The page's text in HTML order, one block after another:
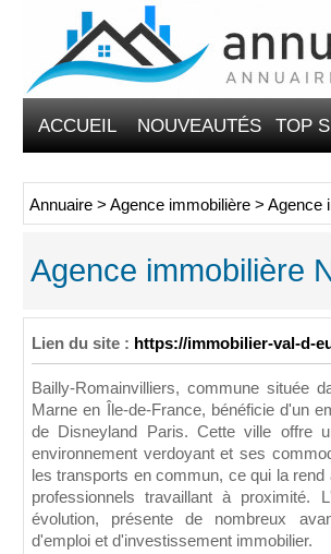
ACCUEIL NOUVEAUTÉS TOP
Annuaire > Agence immobilière > Agence
Agence immobilière
Lien du site : https://immobilier-val-d-
Bailly-Romainvilliers, commune située
Marne en Île-de-France, bénéficie d'un
de Disneyland Paris. Cette ville offre
environnement verdoyant et ses
les transports en commun, ce qui la
professionnels travaillant à proximité.
évolution, présente de nombreux
d'emploi et d'investissement immobilier.